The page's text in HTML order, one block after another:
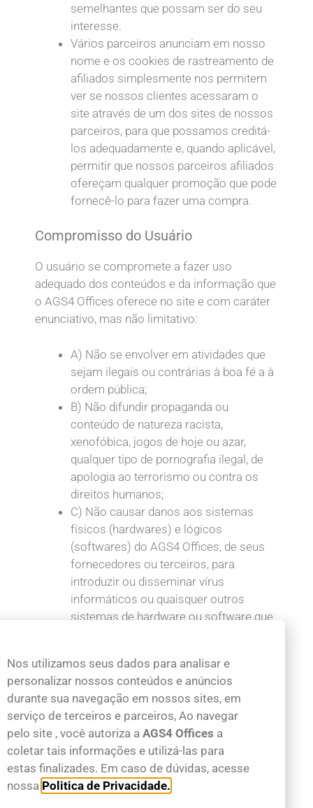
semelhantes que possam ser do seu
interesse.
Vários parceiros anunciam em nosso
nome e os cookies de rastreamento de
afiliados simplesmente nos permitem
ver se nossos clientes acessaram o
site através de um dos sites de nossos
parceiros, para que possamos creditá-
los adequadamente e, quando aplicável,
permitir que nossos parceiros afiliados
ofereçam qualquer promoção que pode
fornecê-lo para fazer uma compra.
Compromisso do Usuário
O usuário se compromete a fazer uso
adequado dos conteúdos e da informação que
o AGS4 Offices oferece no site e com caráter
enunciativo, mas não limitativo:
A) Não se envolver em atividades que
sejam ilegais ou contrárias à boa fé a à
ordem pública;
B) Não difundir propaganda ou
conteúdo de natureza racista,
xenofóbica, jogos de hoje ou azar,
qualquer tipo de pornografia ilegal, de
apologia ao terrorismo ou contra os
direitos humanos;
C) Não causar danos aos sistemas
físicos (hardwares) e lógicos
(softwares) do AGS4 Offices, de seus
fornecedores ou terceiros, para
introduzir ou disseminar vírus
informáticos ou quaisquer outros
sistemas de hardware ou software que
Mais informações
Esperemos que esteja esclarecido e, como
mencionado anteriormente, se houver algo
que você não tem certeza se precisa ou não,
geralmente é mais seguro deixar os cookies
ativados, caso interaja com um dos recursos
Nos utilizamos seus dados para analisar e
personalizar nossos conteúdos e anúncios
durante sua navegação em nossos sites, em
serviço de terceiros e parceiros, Ao navegar
pelo site , você autoriza a AGS4 Offices a
coletar tais informações e utilizá-las para
estas finalizades. Em caso de dúvidas, acesse
nossa Politica de Privacidade.